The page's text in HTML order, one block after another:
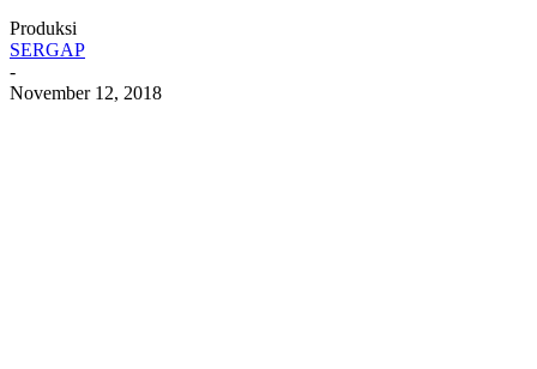
Produksi
SERGAP
-
November 12, 2018